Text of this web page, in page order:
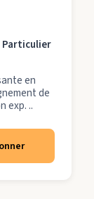
Particulier
en
de
exp. ..